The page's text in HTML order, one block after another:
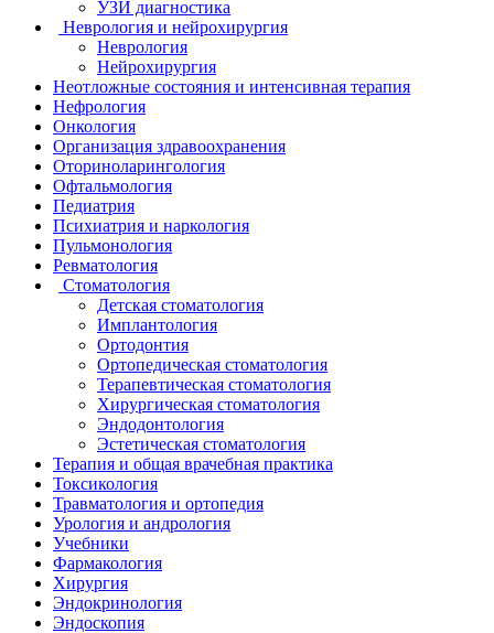
УЗИ диагностика
Неврология и нейрохирургия
Неврология
Нейрохирургия
Неотложные состояния и интенсивная терапия
Нефрология
Онкология
Организация здравоохранения
Оториноларингология
Офтальмология
Педиатрия
Психиатрия и наркология
Пульмонология
Ревматология
Стоматология
Детская стоматология
Имплантология
Ортодонтия
Ортопедическая стоматология
Терапевтическая стоматология
Хирургическая стоматология
Эндодонтология
Эстетическая стоматология
Терапия и общая врачебная практика
Токсикология
Травматология и ортопедия
Урология и андрология
Учебники
Фармакология
Хирургия
Эндокринология
Эндоскопия